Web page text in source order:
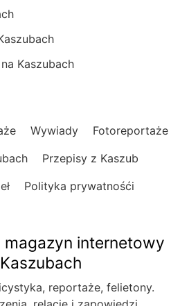
Kaszubach
Wywiady
Fotoreportaże
Przepisy z Kaszub
Polityka prywatnośći
internetowy
reportaże, felietony.